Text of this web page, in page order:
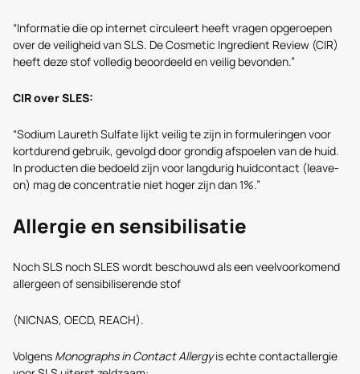
“Informatie die op internet circuleert heeft vragen opgeroepen
over de veiligheid van SLS. De Cosmetic Ingredient Review (CIR)
heeft deze stof volledig beoordeeld en veilig bevonden.”
CIR over SLES:
“Sodium Laureth Sulfate lijkt veilig te zijn in formuleringen voor
kortdurend gebruik, gevolgd door grondig afspoelen van de huid.
In producten die bedoeld zijn voor langdurig huidcontact (leave-
on) mag de concentratie niet hoger zijn dan 1%.”
Allergie en sensibilisatie
Noch SLS noch SLES wordt beschouwd als een veelvoorkomend
allergeen of sensibiliserende stof
(NICNAS, OECD, REACH).
Volgens Monographs in Contact Allergyis echte contactallergie